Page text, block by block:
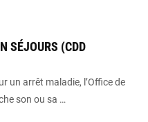
SÉJOURS (CDD
un arrêt maladie, l’Office de
son ou sa …